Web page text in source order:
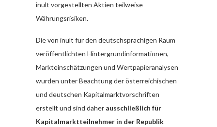
inult vorgestellten Aktien teilweise
Währungsrisiken.
Die von inult für den deutschsprachigen Raum
veröffentlichten Hintergrundinformationen,
Markteinschätzungen und Wertpapieranalysen
wurden unter Beachtung der österreichischen
und deutschen Kapitalmarktvorschriften
erstellt und sind daher ausschließlich für
Kapitalmarktteilnehmer in der Republik